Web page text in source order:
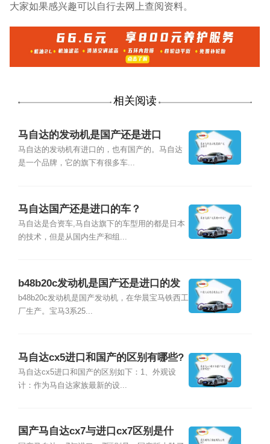
大家如果感兴趣可以自行去网上查阅资料。
相关阅读
马自达的发动机是国产还是进口
马自达的发动机有进口的，也有国产的。马自达
是一个品牌，它的旗下有很多车...
马自达国产还是进口的车？
马自达是合资车,马自达旗下的车型用的都是日本
的技术，但是从国内生产和组...
b48b20c发动机是国产还是进口的发
动机？
b48b20c发动机是国产发动机，在华晨宝马铁西工
厂生产。宝马3系25...
马自达cx5进口和国产的区别有哪些?
马自达cx5进口和国产的区别如下：1、外观设
计：作为马自达家族最新的设...
国产马自达cx7与进口cx7区别是什